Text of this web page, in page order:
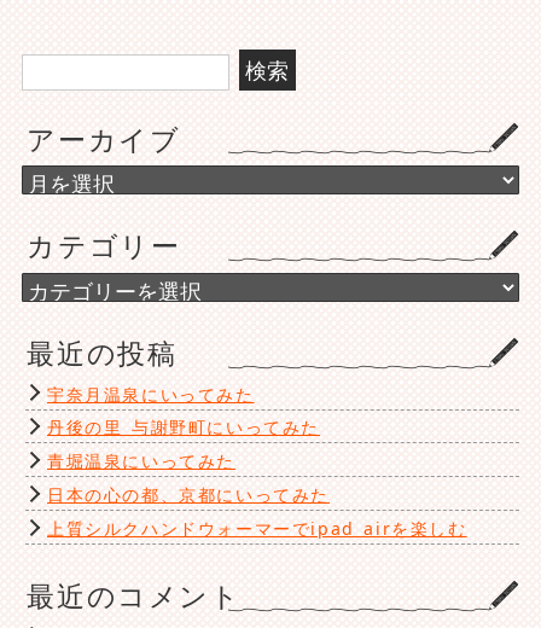
検
索:
アーカイブ
ア
ー
イ
ブ
カテゴリー
カ
テ
リ
ー
最近の投稿
宇奈月温泉にいってみた
丹後の里 与謝野町にいってみた
青堀温泉にいってみた
日本の心の都、京都にいってみた
上質シルクハンドウォーマーでipad airを楽しむ
最近のコメント